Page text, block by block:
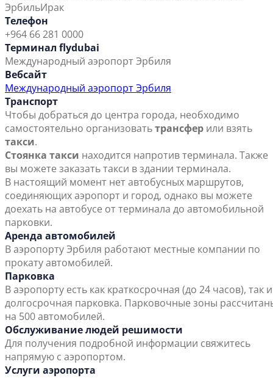
ЭрбильИрак
Телефон
+964 66 281 0000
Терминал flydubai
Международный аэропорт Эрбиля
Вебсайт
Международный аэропорт Эрбиля
Транспорт
Чтобы добраться до центра города, необходимо
самостоятельно организоватьтрансфер или взять
такси.
Стоянка такси находится напротив терминала. Также
вы можете заказать такси в здании терминала.
В настоящий момент нет автобусных маршрутов,
соединяющих аэропорт и город, однако вы можете
доехать на автобусе от терминала до автомобильной
парковки.
Аренда автомобилей
В аэропорту Эрбиля работают местные компании по
прокату автомобилей.
Парковка
В аэропорту есть как краткосрочная (до 24 часов), так и
долгосрочная парковка. Парковочные зоны
на 500 автомобилей.
Обслуживание людей решимости
Для получения подробной информации свяжитесь
напрямую с аэропортом.
Услуги аэропорта